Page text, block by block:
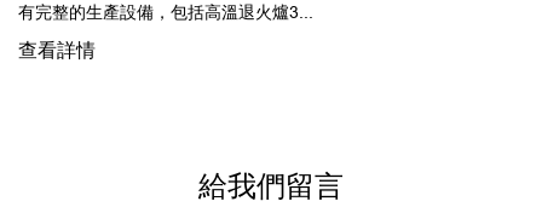
有完整的生產設備，包括高溫退火爐3...
查看詳情
給我們留言